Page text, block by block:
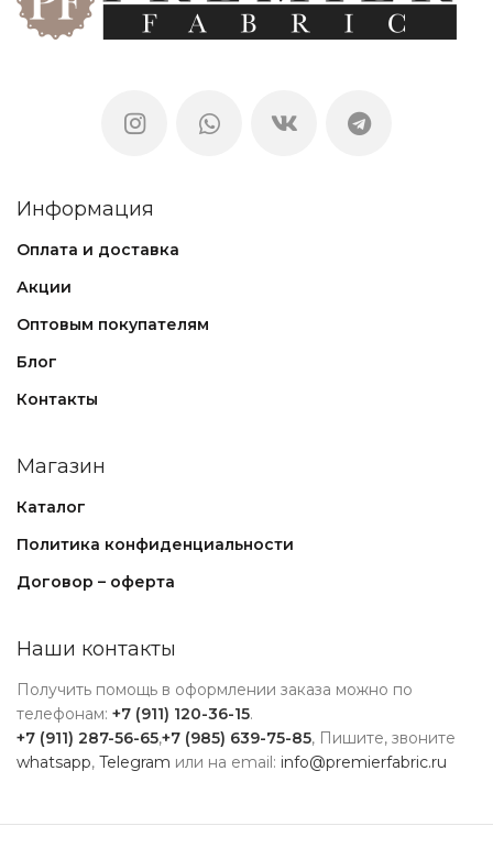
Информация
Оплата и доставка
Акции
Оптовым покупателям
Блог
Контакты
Магазин
Каталог
Политика конфиденциальности
Договор – оферта
Наши контакты
Получить помощь в оформлении заказа можно по
телефонам: +7 (911) 120-36-15.
+7 (911) 287-56-65,+7 (985) 639-75-85, Пишите, звоните
whatsapp, Telegram или на email: info@premierfabric.ru